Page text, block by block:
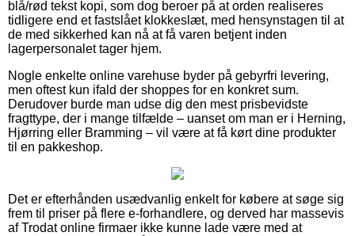
blå/rød tekst kopi, som dog beroer på at orden realiseres
tidligere end et fastslået klokkeslæt, med hensynstagen til at
de med sikkerhed kan nå at få varen betjent inden
lagerpersonalet tager hjem.
Nogle enkelte online varehuse byder på gebyrfri levering,
men oftest kun ifald der shoppes for en konkret sum.
Derudover burde man udse dig den mest prisbevidste
fragttype, der i mange tilfælde – uanset om man er i Herning,
Hjørring eller Bramming – vil være at få kørt dine produkter
til en pakkeshop.
Det er efterhånden usædvanlig enkelt for købere at søge sig
frem til priser på flere e-forhandlere, og derved har massevis
af Trodat online firmaer ikke kunne lade være med at